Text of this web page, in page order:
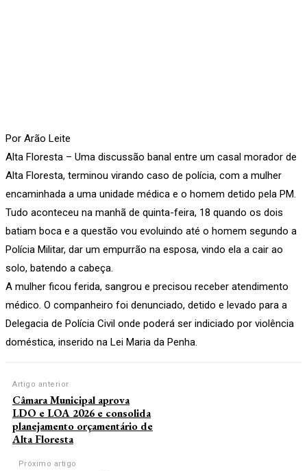
Por Arão Leite
Alta Floresta – Uma discussão banal entre um casal morador de
Alta Floresta, terminou virando caso de polícia, com a mulher
encaminhada a uma unidade médica e o homem detido pela PM.
Tudo aconteceu na manhã de quinta-feira, 18 quando os dois
batiam boca e a questão vou evoluindo até o homem segundo a
Polícia Militar, dar um empurrão na esposa, vindo ela a cair ao
solo, batendo a cabeça.
A mulher ficou ferida, sangrou e precisou receber atendimento
médico. O companheiro foi denunciado, detido e levado para a
Delegacia de Polícia Civil onde poderá ser indiciado por violência
doméstica, inserido na Lei Maria da Penha.
Artigo anterior
Câmara Municipal aprova
LDO e LOA 2026 e consolida
planejamento orçamentário de
Alta Floresta
Próximo artigo